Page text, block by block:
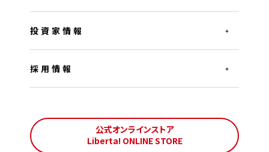
投資家情報
採用情報
公式オンラインストア
Liberta! ONLINE STORE